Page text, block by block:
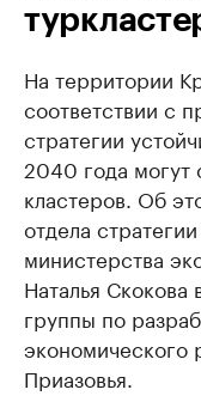
На территории
соответствии с
стратегии
2040 года могут
кластеров. Об
отдела
министерства
Наталья Скокова
группы по
экономического
Приазовья.